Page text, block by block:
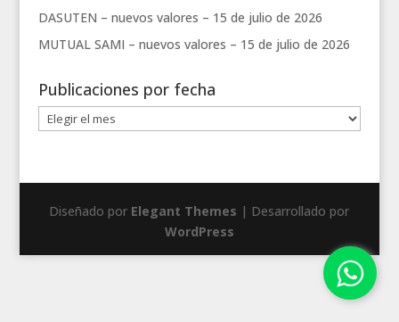
DASUTEN – nuevos valores – 15 de julio de 2026
MUTUAL SAMI – nuevos valores – 15 de julio de 2026
Publicaciones por fecha
Publicaciones
por
Diseñado por Elegant Themes | Desarrollado por
WordPress